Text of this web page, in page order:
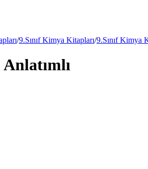
/9.Sınıf Kimya Kitapları/9.Sınıf Kimya